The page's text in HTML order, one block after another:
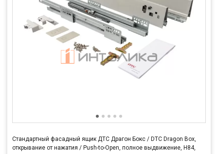
Стандартный фасадный ящик ДТС Драгон Бокс / DTC Dragon Box,
открывание от нажатия / Push-to-Open, полное выдвижение, H84,